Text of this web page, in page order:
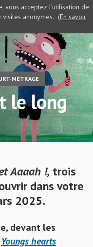
MÉTRAGE
le long
Aaaah !, trois
dans votre
2025.
devant les
Youngs hearts
vous acceptez l’utilisation de
anonymes. (En savoir